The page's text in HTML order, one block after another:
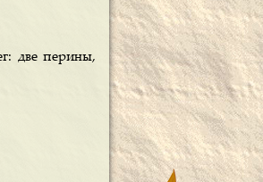
две перины,